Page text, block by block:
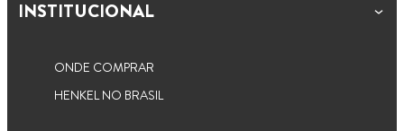
INSTITUCIONAL
ONDE COMPRAR
HENKEL NO BRASIL